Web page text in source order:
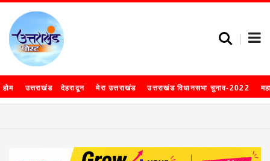
होम उत्तराखंड देहरादून मेरा उत्तराखंड उत्तराखंड विधानसभा चुनाव-2022